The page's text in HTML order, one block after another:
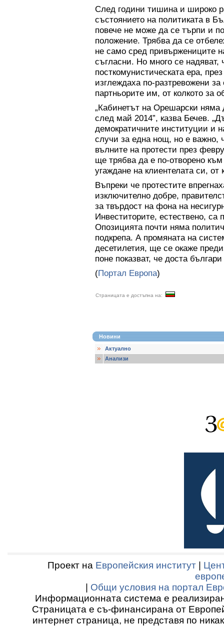
След години тишина и широко
състоянието на политиката в
повече не може да се търпи и
положение. Трябва да се
не само сред привържениците
съгласни. Но много се надяват,
посткомунистическата ера,
изглеждаха по-разтревожени
партньорите им, от колкото за
„Кабинетът на Орешарски няма
след май 2014”, казва Бечев.
демократичните институции и
случи за една нощ, но е
вълните на протести през
ще трябва да е по-отворено
угаждане на клиентелата си, от
Въпреки че протестите
изключително добре,
за твърдост на фона на
Инвеститорите, естествено, са
Опозицията почти няма
подкрепа. А промяната на
десетилетия, ще се окаже
поне показват, че доста
(Портал Европа)
Страницата е достъпна на:
Новини
Актуално
Анализи
Проект на Европейския институт
Общи условия на портал
Информационната система е
Страницата е съ-финансирана от
интернет страница, не представя по